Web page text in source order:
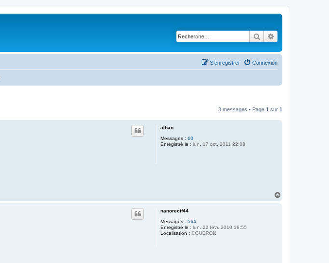
Rechercher
Connexion
S’enregistrer
3 messages • Page 1 sur 1
alban
Messages : 60
Enregistré le : lun. 17 oct. 2011 22:08
nanorecif44
Messages : 564
Enregistré le : lun. 22 févr. 2010 19:55
Localisation : COUERON